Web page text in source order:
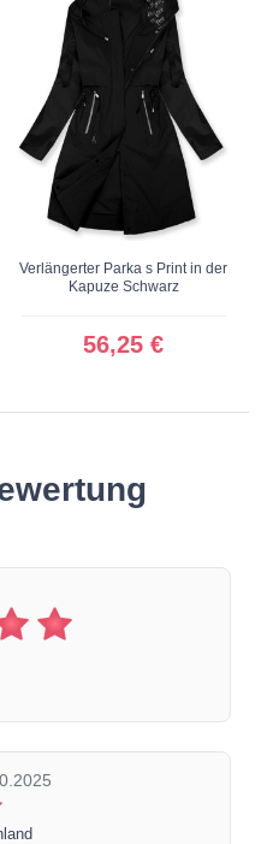
Verlängerter Parka s Print in der
Kapuze Schwarz
56,25 €